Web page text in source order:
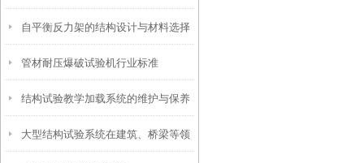
用户验收
自平衡反力架的结构设计与材料选择
说明
管材耐压爆破试验机行业标准
结构试验教学加载系统的维护与保养
说明
大型结构试验系统在建筑、桥梁等领